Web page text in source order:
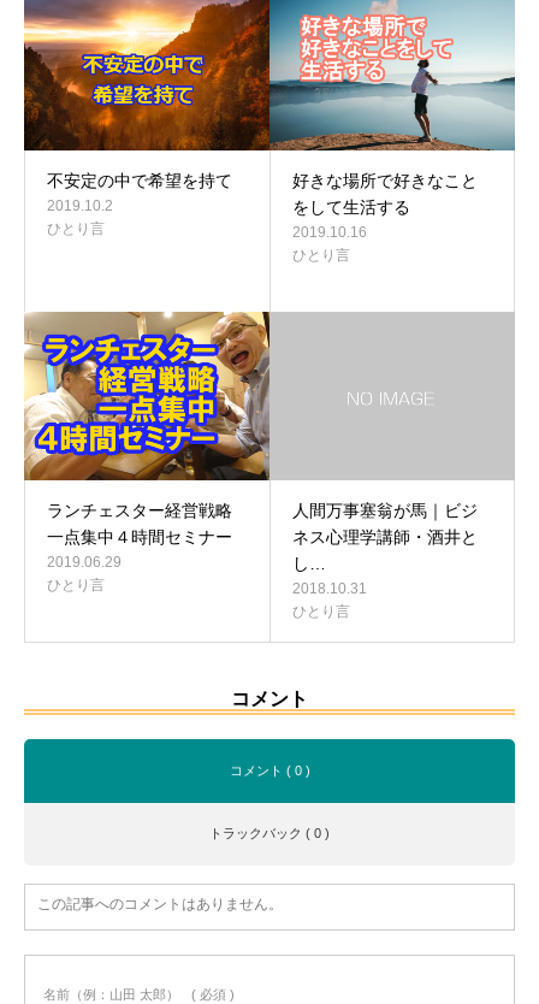
不安定の中で希望を持て
2019.10.2
ひとり言
好きな場所で好きなこと
をして生活する
2019.10.16
ひとり言
ランチェスター経営戦略
一点集中４時間セミナー
2019.06.29
ひとり言
人間万事塞翁が馬｜ビジ
ネス心理学講師・酒井と
し…
2018.10.31
ひとり言
コメント
コメント ( 0 )
トラックバック ( 0 )
この記事へのコメントはありません。
名前（例：山田 太郎） ( 必須 )